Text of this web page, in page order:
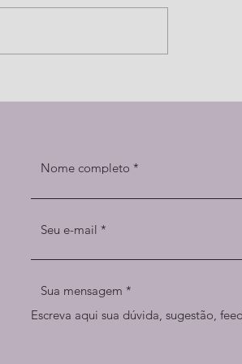
Francisco
Nome completo
Seu e-mail
Sua mensagem